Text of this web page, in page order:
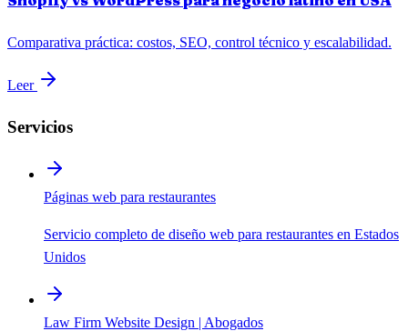
Comparativa práctica: costos, SEO, control técnico y escalabilidad.
Leer
Servicios
Páginas web para restaurantes
Servicio completo de diseño web para restaurantes en Estados
Unidos
Law Firm Website Design | Abogados